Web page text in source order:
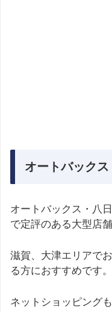
オートバック
オートバックス・八
で定評のある大型店舗
滋賀、大津エリアで
る方におすすめです。
ネットショッピング